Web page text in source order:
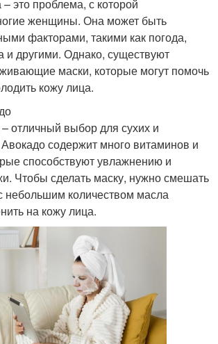
это проблема, с которой
женщины. Она может быть
факторами, такими как погода,
и другими. Однако, существуют
маски, которые могут помочь
кожу лица.
отличный выбор для сухих и
содержит много витаминов и
способствуют увлажнению и
Чтобы сделать маску, нужно смешать
небольшим количеством масла
на кожу лица.